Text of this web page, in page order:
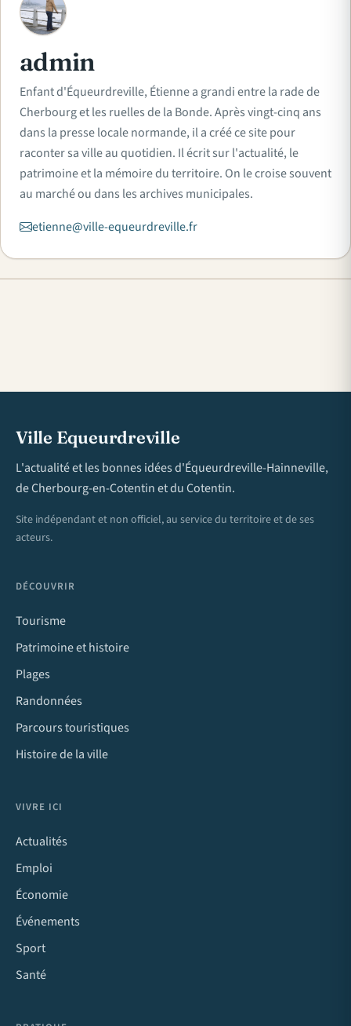
A
admin
Enfant d'Équeurdreville, Étienne a grandi entre la rade de
Cherbourg et les ruelles de la Bonde. Après vingt-cinq ans
dans la presse locale normande, il a créé ce site pour
raconter sa ville au quotidien. Il écrit sur l'actualité, le
patrimoine et la mémoire du territoire. On le croise souvent
au marché ou dans les archives municipales.
etienne@ville-equeurdreville.fr
Ville Equeurdreville
L'actualité et les bonnes idées d'Équeurdreville-Hainneville,
de Cherbourg-en-Cotentin et du Cotentin.
Site indépendant et non officiel, au service du territoire et de ses
acteurs.
DÉCOUVRIR
Tourisme
Patrimoine et histoire
Plages
Randonnées
Parcours touristiques
Histoire de la ville
VIVRE ICI
Actualités
Emploi
Économie
Événements
Sport
Santé